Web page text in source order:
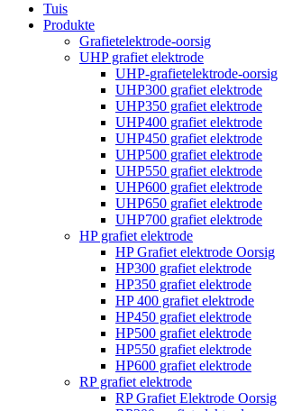
Tuis
Produkte
Grafietelektrode-oorsig
UHP grafiet elektrode
UHP-grafietelektrode-oorsig
UHP300 grafiet elektrode
UHP350 grafiet elektrode
UHP400 grafiet elektrode
UHP450 grafiet elektrode
UHP500 grafiet elektrode
UHP550 grafiet elektrode
UHP600 grafiet elektrode
UHP650 grafiet elektrode
UHP700 grafiet elektrode
HP grafiet elektrode
HP Grafiet elektrode Oorsig
HP300 grafiet elektrode
HP350 grafiet elektrode
HP 400 grafiet elektrode
HP450 grafiet elektrode
HP500 grafiet elektrode
HP550 grafiet elektrode
HP600 grafiet elektrode
RP grafiet elektrode
RP Grafiet Elektrode Oorsig